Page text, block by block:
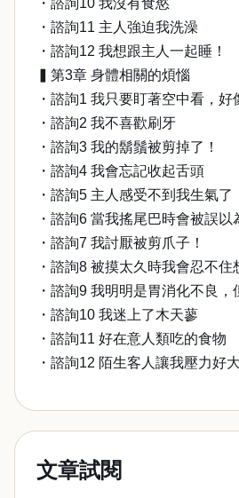
・諮詢10 我沒有食慾
・諮詢11 主人強迫我洗澡
・諮詢12 我想跟主人一起睡！
▍第3章 身體相關的煩惱
・諮詢1 我只要盯著空中看，好
・諮詢2 我不喜歡刷牙
・諮詢3 我的鬍鬚被剪掉了！
・諮詢4 我會忘記收起舌頭
・諮詢5 主人感受不到我生氣了
・諮詢6 當我搖尾巴時會被誤以
・諮詢7 我討厭被剪爪子！
・諮詢8 被摸太久時我會忍不住
・諮詢9 我明明是胃消化不良
・諮詢10 我迷上了木天蓼
・諮詢11 好在意人類吃的食物
・諮詢12 陌生客人讓我壓力好大
文章試閱